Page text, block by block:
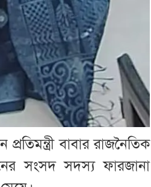
বাবার রাজনৈতিক
সংসদ সদস্য ফারজানা